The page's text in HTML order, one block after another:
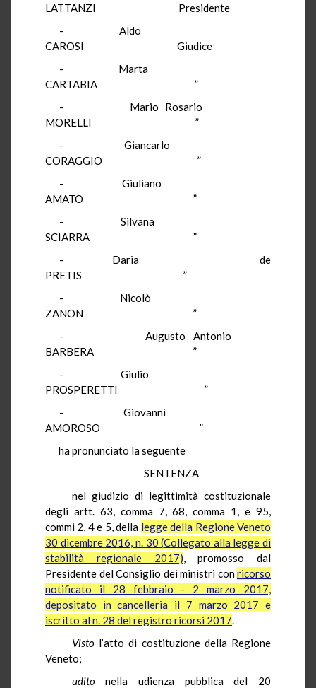
LATTANZI
Presidente
-
Aldo
CAROSI
Giudice
-
Marta
CARTABIA
”
-
Mario Rosario
MORELLI
”
-
Giancarlo
CORAGGIO
”
-
Giuliano
AMATO
”
-
Silvana
SCIARRA
”
-
Daria
de
PRETIS
”
-
Nicolò
ZANON
”
-
Augusto Antonio
BARBERA
”
-
Giulio
PROSPERETTI
”
-
Giovanni
AMOROSO
”
ha pronunciato la seguente
SENTENZA
nel giudizio di legittimità costituzionale
degli artt. 63, comma 7, 68, comma 1, e 95,
commi 2, 4 e 5, della legge della Regione Veneto
30 dicembre 2016, n. 30 (Collegato alla legge di
stabilità regionale 2017), promosso dal
Presidente del Consiglio dei ministri conricorso
notificato il 28 febbraio - 2 marzo 2017,
depositato in cancelleria il 7 marzo 2017 e
iscritto al n. 28 del registro ricorsi 2017.
Vistol’atto di costituzione della Regione
Veneto;
uditonella udienza pubblica del 20